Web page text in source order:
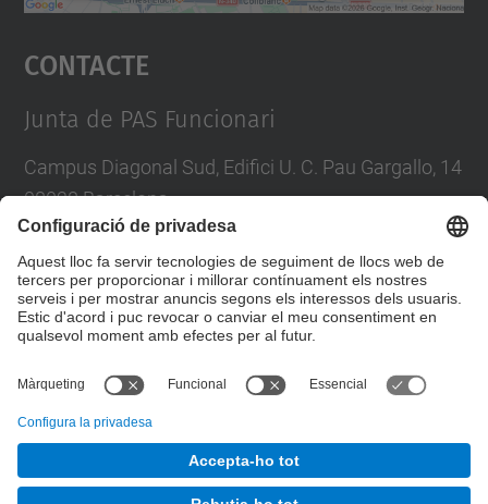
Accepta
powered by
Contacte
Junta de PAS Funcionari
Campus Diagonal Sud, Edifici U. C. Pau Gargallo, 14
08028 Barcelona
E-mail :junta.pasf@upc.edu
Formulari de contacte
Junta PAS Funcionari